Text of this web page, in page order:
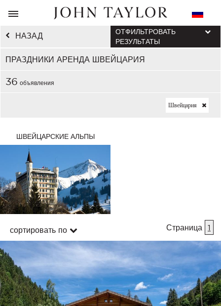
НАЗАД
ПРАЗДНИКИ АРЕНДА ШВЕЙЦАРИЯ
ОТФИЛЬТРОВАТЬ
РЕЗУЛЬТАТЫ
36 объявления
Швейцария
ШВЕЙЦАРСКИЕ АЛЬПЫ
сортировать по Страница 1